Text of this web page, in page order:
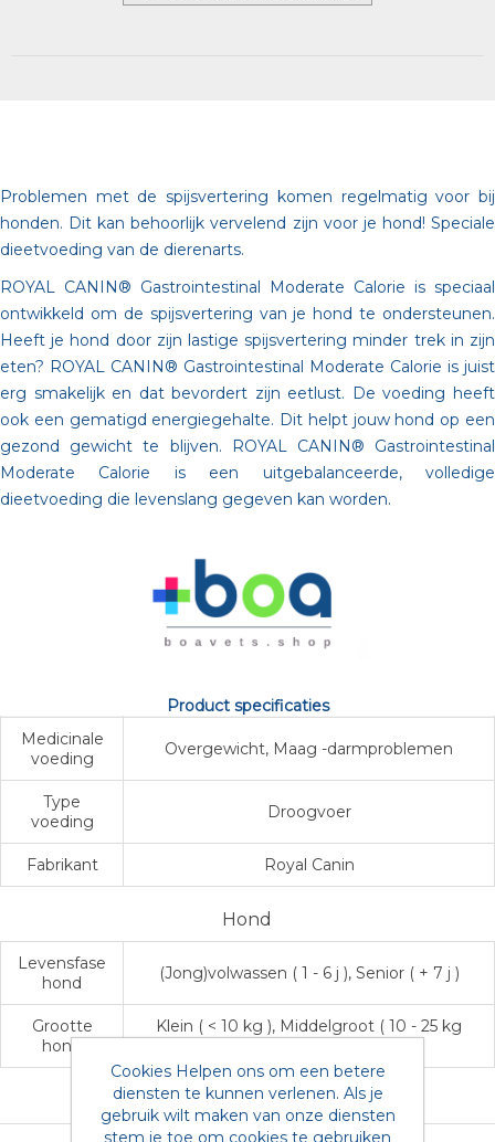
Problemen met de spijsvertering komen regelmatig voor bij
honden. Dit kan behoorlijk vervelend zijn voor je hond! Speciale
dieetvoeding van de dierenarts.
ROYAL CANIN® Gastrointestinal Moderate Calorie is speciaal
ontwikkeld om de spijsvertering van je hond te ondersteunen.
Heeft je hond door zijn lastige spijsvertering minder trek in zijn
eten? ROYAL CANIN® Gastrointestinal Moderate Calorie is juist
erg smakelijk en dat bevordert zijn eetlust. De voeding heeft
ook een gematigd energiegehalte. Dit helpt jouw hond op een
gezond gewicht te blijven. ROYAL CANIN® Gastrointestinal
Moderate Calorie is een uitgebalanceerde, volledige
dieetvoeding die levenslang gegeven kan worden.
Product specificaties
Medicinale
voeding
Overgewicht, Maag -darmproblemen
Type
voeding
Droogvoer
Fabrikant Royal Canin
Hond
Levensfase
hond
(Jong)volwassen ( 1 - 6 j ), Senior ( + 7 j )
Grootte
hond
Klein ( < 10 kg ), Middelgroot ( 10 - 25 kg
Cookies Helpen ons om een betere
diensten te kunnen verlenen. Als je
gebruik wilt maken van onze diensten
stem je toe om cookies te gebruiken